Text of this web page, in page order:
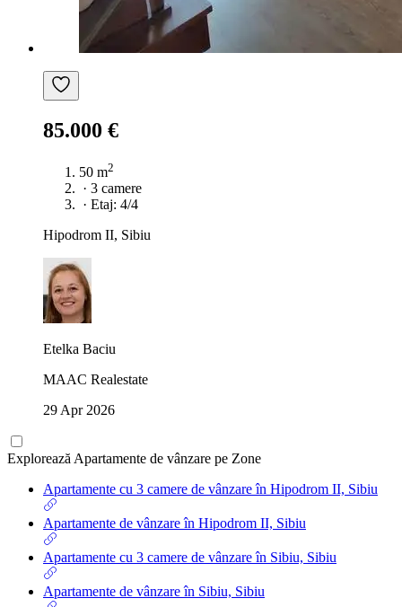
85.000 €
50 m2
· 3 camere
· Etaj: 4/4
Hipodrom II, Sibiu
Etelka Baciu
MAAC Realestate
29 Apr 2026
Explorează Apartamente de vânzare pe Zone
Apartamente cu 3 camere de vânzare în Hipodrom II, Sibiu
Apartamente de vânzare în Hipodrom II, Sibiu
Apartamente cu 3 camere de vânzare în Sibiu, Sibiu
Apartamente de vânzare în Sibiu, Sibiu